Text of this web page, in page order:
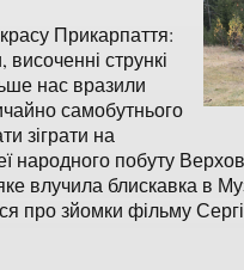
Прикарпаття:
височенні стрункі
нас вразили
самобутнього
зіграти на
народного побуту
влучила блискавка в
про зйомки фільму